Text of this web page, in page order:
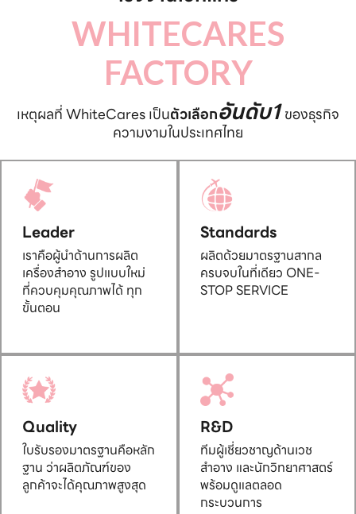
WHITECARES
FACTORY
เหตุผลที่ WhiteCares เป็นตัวเลือกอันดับ1ของธุรกิจ
ความงามในประเทศไทย
Leader
เราคือผู้นำด้านการผลิต
เครื่องสำอาง รูปแบบใหม่
ที่ควบคุมคุณภาพได้ ทุก
ขั้นตอน
Standards
ผลิตด้วยมาตรฐานสากล
ครบจบในที่เดียว ONE-
STOP SERVICE
Quality
ใบรับรองมาตรฐานคือหลัก
ฐาน ว่าผลิตภัณฑ์ของ
ลูกค้าจะได้คุณภาพสูงสุด
R&D
ทีมผู้เชี่ยวชาญด้านเวช
สำอาง และนักวิทยาศาสตร์
พร้อมดูแลตลอด
กระบวนการ